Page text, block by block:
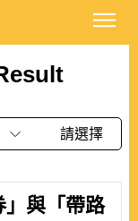
請選擇
」與「帶路